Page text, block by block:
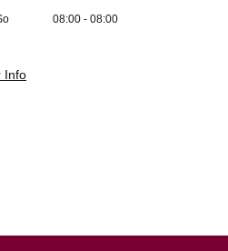
08:00 - 08:00
Info